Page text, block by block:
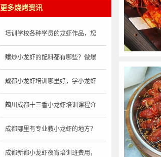
更多烧烤资讯
培训学校各种学员的龙虾作品，您
哈
爆炒小龙虾的配料都有哪些？做爆
炒
成都小龙虾培训哪里好，学小龙虾
技
四川成都十三香小龙虾培训课程介
成都哪里有专业教小龙虾的地方？
成都新都小龙虾夜宵培训班费用，